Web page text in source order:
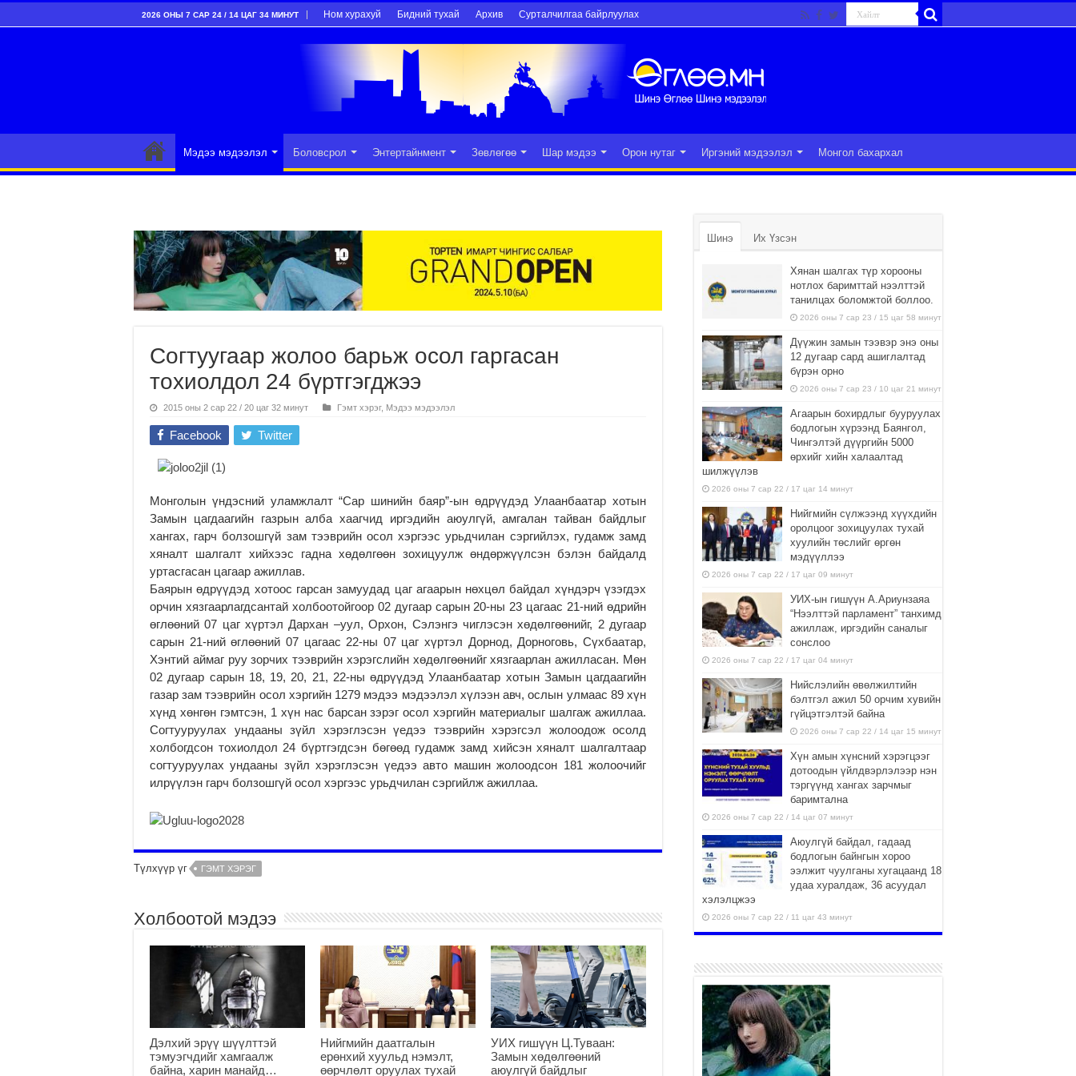
2026 ОНЫ 7 САР 24 / 14 ЦАГ 34 МИНУТ Ном хурахуй Бидний тухай Архив Сурталчилгаа байрлуулах
Мэдээ мэдээлэл Боловсрол Энтертайнмент Зөвлөгөө Шар мэдээ Орон нутаг Иргэний мэдээлэл Монгол бахархал
Согтуугаар жолоо барьж осол гаргасан
тохиолдол 24 бүртгэгджээ
2015 оны 2 сар 22 / 20 цаг 32 минут Гэмт хэрэг, Мэдээ мэдээлэл
Facebook Twitter
Монголын үндэсний уламжлалт “Сар шинийн баяр”-ын өдрүүдэд Улаанбаатар хотын
Замын цагдаагийн газрын алба хаагчид иргэдийн аюулгүй, амгалан тайван байдлыг
хангах, гарч болзошгүй зам тээврийн осол хэргээс урьдчилан сэргийлэх, гудамж замд
хяналт шалгалт хийхээс гадна хөдөлгөөн зохицуулж өндөржүүлсэн бэлэн байдалд
уртасгасан цагаар ажиллав.
Баярын өдрүүдэд хотоос гарсан замуудад цаг агаарын нөхцөл байдал хүндэрч үзэгдэх
орчин хязгаарлагдсантай холбоотойгоор 02 дугаар сарын 20-ны 23 цагаас 21-ний өдрийн
өглөөний 07 цаг хүртэл Дархан –уул, Орхон, Сэлэнгэ чиглэсэн хөдөлгөөнийг, 2 дугаар
сарын 21-ний өглөөний 07 цагаас 22-ны 07 цаг хүртэл Дорнод, Дорноговь, Сүхбаатар,
Хэнтий аймаг руу зорчих тээврийн хэрэгслийн хөдөлгөөнийг хязгаарлан ажилласан. Мөн
02 дугаар сарын 18, 19, 20, 21, 22-ны өдрүүдэд Улаанбаатар хотын Замын цагдаагийн
газар зам тээврийн осол хэргийн 1279 мэдээ мэдээлэл хүлээн авч, ослын улмаас 89 хүн
хүнд хөнгөн гэмтсэн, 1 хүн нас барсан зэрэг осол хэргийн материалыг шалгаж ажиллаа.
Согтууруулах ундааны зүйл хэрэглэсэн үедээ тээврийн хэрэгсэл жолоодож осолд
холбогдсон тохиолдол 24 бүртгэгдсэн бөгөөд гудамж замд хийсэн хяналт шалгалтаар
согтууруулах ундааны зүйл хэрэглэсэн үедээ авто машин жолоодсон 181 жолоочийг
илрүүлэн гарч болзошгүй осол хэргээс урьдчилан сэргийлж ажиллаа.
Түлхүүр үг ГЭМТ ХЭРЭГ
Холбоотой мэдээ
Дэлхий эрүү шүүлттэй
тэмуэгчдийг хамгаалж
байна, харин манайд…
Нийгмийн даатгалын
ерөнхий хуульд нэмэлт,
өөрчлөлт оруулах тухай
УИХ гишүүн Ц.Туваан:
Замын хөдөлгөөний
аюулгүй байдлыг
Шинэ Их Үзсэн
Хянан шалгах түр хорооны
нотлох баримттай нээлттэй
танилцах боломжтой боллоо.
2026 оны 7 сар 23 / 15 цаг 58 минут
Дүүжин замын тээвэр энэ оны
12 дугаар сард ашиглалтад
бүрэн орно
2026 оны 7 сар 23 / 10 цаг 21 минут
Агаарын бохирдлыг бууруулах
бодлогын хүрээнд Баянгол,
Чингэлтэй дүүргийн 5000
өрхийг хийн халаалтад
шилжүүлэв
2026 оны 7 сар 22 / 17 цаг 14 минут
Нийгмийн сүлжээнд хүүхдийн
оролцоог зохицуулах тухай
хуулийн төслийг өргөн
мэдүүллээ
2026 оны 7 сар 22 / 17 цаг 09 минут
УИХ-ын гишүүн А.Ариунзаяа
“Нээлттэй парламент” танхимд
ажиллаж, иргэдийн саналыг
сонслоо
2026 оны 7 сар 22 / 17 цаг 04 минут
Нийслэлийн өвөлжилтийн
бэлтгэл ажил 50 орчим хувийн
гүйцэтгэлтэй байна
2026 оны 7 сар 22 / 14 цаг 15 минут
Хүн амын хүнсний хэрэгцээг
дотоодын үйлдвэрлэлээр нэн
тэргүүнд хангах зарчмыг
баримтална
2026 оны 7 сар 22 / 14 цаг 07 минут
Аюулгүй байдал, гадаад
бодлогын байнгын хороо
ээлжит чуулганы хугацаанд 18
удаа хуралдаж, 36 асуудал
хэлэлцжээ
2026 оны 7 сар 22 / 11 цаг 43 минут
боломжтой-Хүүхэд хөгжүүлэх
төв” байгуулах төсөлд төр,
хувийн хэвшлийн түншлэлийн хүрээнд хамтран
ажиллахыг урьж байна
2026 оны 7 сар 22 / 9 цаг 28 минут
Б.Пүрэвдагва: “Урт цагаан”-ыг
залуучууд чөлөөт цагаа